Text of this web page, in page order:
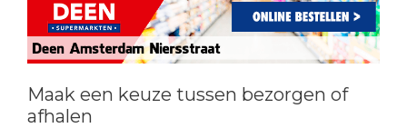
Maak een keuze tussen bezorgen of
afhalen